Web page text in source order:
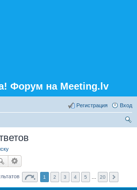
Форум на Meeting.lv
Вход
Регистрация
1 2 3 4 5 20